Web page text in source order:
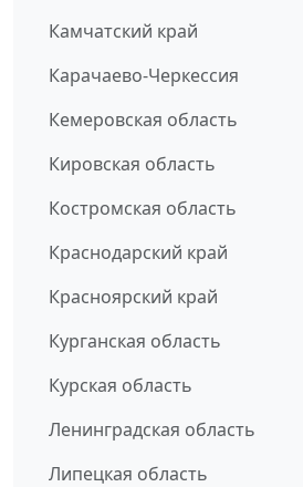
Камчатский край
Карачаево-Черкессия
Кемеровская область
Кировская область
Костромская область
Краснодарский край
Красноярский край
Курганская область
Курская область
Ленинградская область
Липецкая область